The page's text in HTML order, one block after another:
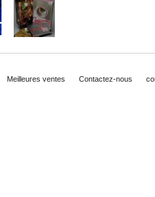
Meilleures ventes Contactez-nous